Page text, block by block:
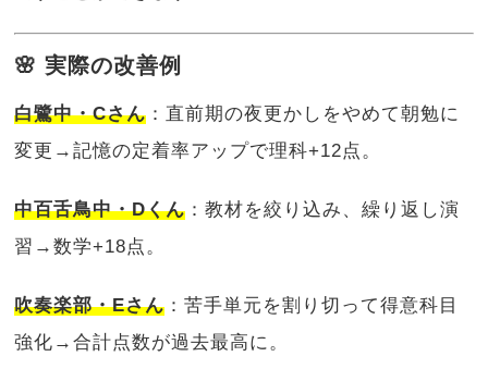
🌸 実際の改善例
白鷺中・Cさん ：直前期の夜更かしをやめて朝勉に
変更→記憶の定着率アップで理科+12点。
中百舌鳥中・Dくん ：教材を絞り込み、繰り返し演
習→数学+18点。
吹奏楽部・Eさん ：苦手単元を割り切って得意科目
強化→合計点数が過去最高に。